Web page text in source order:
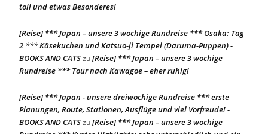
toll und etwas Besonderes!
[Reise] *** Japan – unsere 3 wöchige Rundreise *** Osaka: Tag
2 *** Käsekuchen und Katsuo-ji Tempel (Daruma-Puppen) -
BOOKS AND CATSzu[Reise] *** Japan – unsere 3 wöchige
Rundreise *** Tour nach Kawagoe – eher ruhig!
[Reise] *** Japan - unsere dreiwöchige Rundreise *** erste
Planungen, Route, Stationen, Ausflüge und viel Vorfreude! -
BOOKS AND CATSzu[Reise] *** Japan – unsere 3 wöchige